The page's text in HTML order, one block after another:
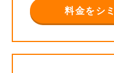
料金をシ